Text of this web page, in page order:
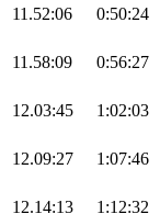
11.52:06 0:50:24
11.58:09 0:56:27
12.03:45 1:02:03
12.09:27 1:07:46
12.14:13 1:12:32